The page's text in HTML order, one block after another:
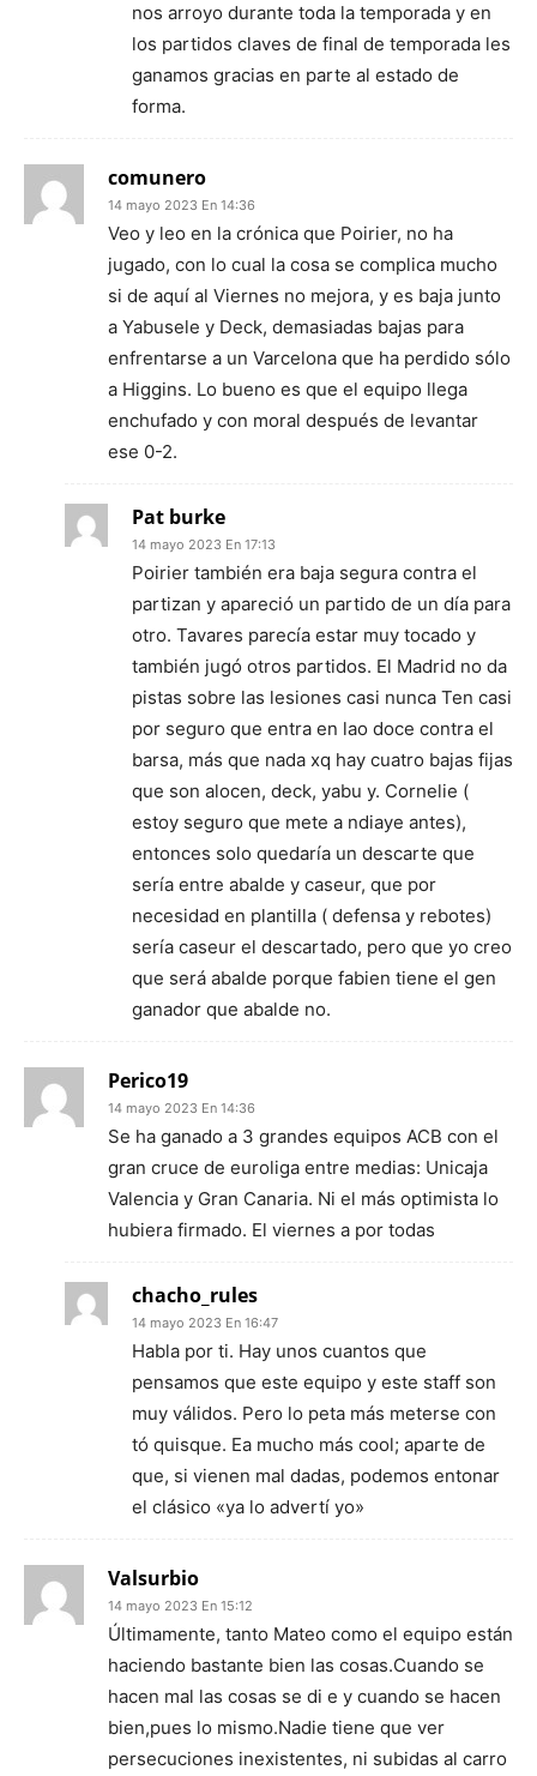
nos arroyo durante toda la temporada y en
los partidos claves de final de temporada les
ganamos gracias en parte al estado de
forma.
comunero
14 mayo 2023 En 14:36
Veo y leo en la crónica que Poirier, no ha
jugado, con lo cual la cosa se complica mucho
si de aquí al Viernes no mejora, y es baja junto
a Yabusele y Deck, demasiadas bajas para
enfrentarse a un Varcelona que ha perdido sólo
a Higgins. Lo bueno es que el equipo llega
enchufado y con moral después de levantar
ese 0-2.
Pat burke
14 mayo 2023 En 17:13
Poirier también era baja segura contra el
partizan y apareció un partido de un día para
otro. Tavares parecía estar muy tocado y
también jugó otros partidos. El Madrid no da
pistas sobre las lesiones casi nunca Ten casi
por seguro que entra en lao doce contra el
barsa, más que nada xq hay cuatro bajas fijas
que son alocen, deck, yabu y. Cornelie (
estoy seguro que mete a ndiaye antes),
entonces solo quedaría un descarte que
sería entre abalde y caseur, que por
necesidad en plantilla ( defensa y rebotes)
sería caseur el descartado, pero que yo creo
que será abalde porque fabien tiene el gen
ganador que abalde no.
Perico19
14 mayo 2023 En 14:36
Se ha ganado a 3 grandes equipos ACB con el
gran cruce de euroliga entre medias: Unicaja
Valencia y Gran Canaria. Ni el más optimista lo
hubiera firmado. El viernes a por todas
chacho_rules
14 mayo 2023 En 16:47
Habla por ti. Hay unos cuantos que
pensamos que este equipo y este staff son
muy válidos. Pero lo peta más meterse con
tó quisque. Ea mucho más cool; aparte de
que, si vienen mal dadas, podemos entonar
el clásico «ya lo advertí yo»
Valsurbio
14 mayo 2023 En 15:12
Últimamente, tanto Mateo como el equipo están
haciendo bastante bien las cosas.Cuando se
hacen mal las cosas se di e y cuando se hacen
bien,pues lo mismo.Nadie tiene que ver
persecuciones inexistentes, ni subidas al carro